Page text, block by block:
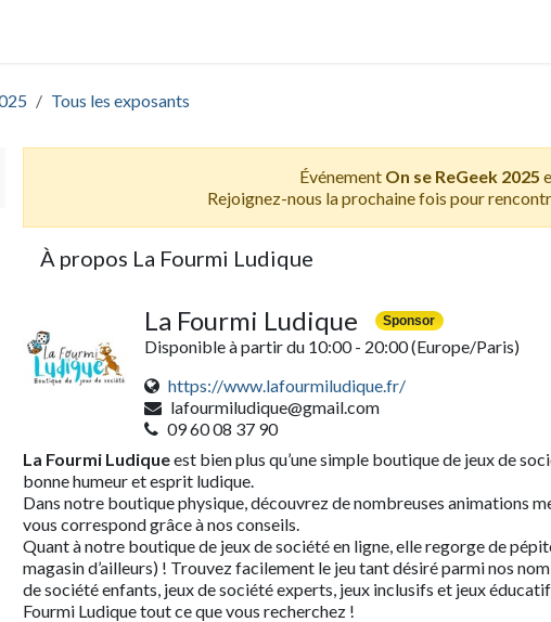
Tous les exposants
Événement On se ReGeek 2025
Rejoignez-nous la prochaine fois pour
À propos La Fourmi Ludique
La Fourmi Ludique Sponsor
Disponible à partir du 10:00 - 20:00(Europe/Paris)
https://www.lafourmiludique.fr/
lafourmiludique@gmail.com
09 60 08 37 90
La Fourmi Ludiqueest bien plus qu’une simple boutique de jeux de
bonne humeur et esprit ludique.
Dans notre boutique physique, découvrez de nombreuses animations
vous correspond grâce à nos conseils.
Quant à notre boutique de jeux de société en ligne, elle regorge de
magasin d’ailleurs) ! Trouvez facilement le jeu tant désiré parmi nos
de société enfants, jeux de société experts, jeux inclusifs et jeux
Fourmi Ludique tout ce que vous recherchez !